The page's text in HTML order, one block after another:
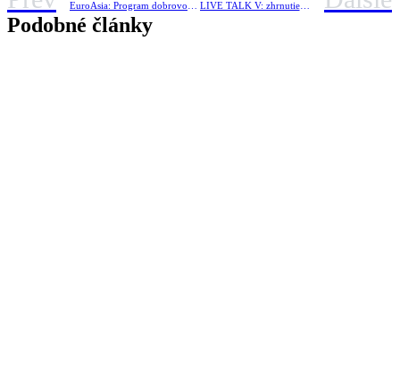
LIVE TALK V: zhrnutie a hlavné body
Podobné články